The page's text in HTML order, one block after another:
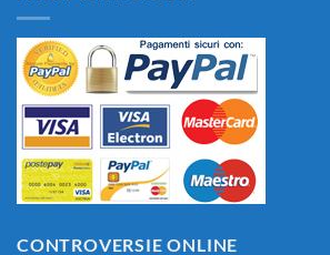
CONTROVERSIE ONLINE